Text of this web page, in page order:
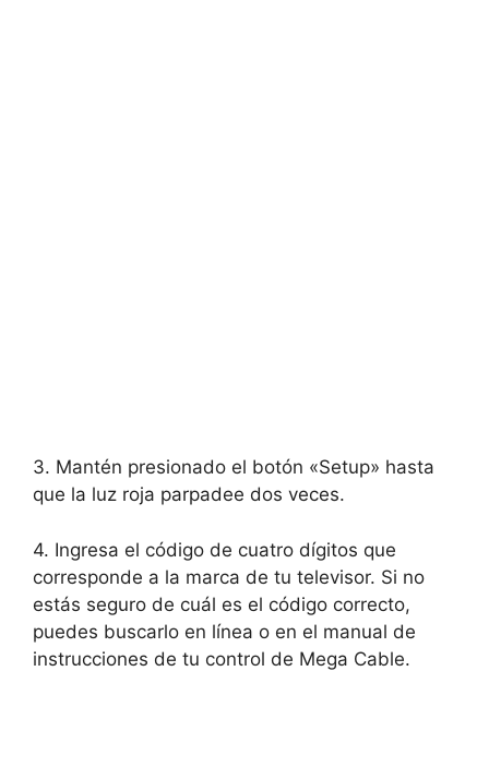
3. Mantén presionado el botón «Setup» hasta
que la luz roja parpadee dos veces.
4. Ingresa el código de cuatro dígitos que
corresponde a la marca de tu televisor. Si no
estás seguro de cuál es el código correcto,
puedes buscarlo en línea o en el manual de
instrucciones de tu control de Mega Cable.